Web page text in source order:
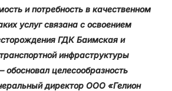
и потребность в качественном
услуг связана с освоением
ГДК Баимская и
инфраструктуры
обосновал целесообразность
директор ООО «Гелион